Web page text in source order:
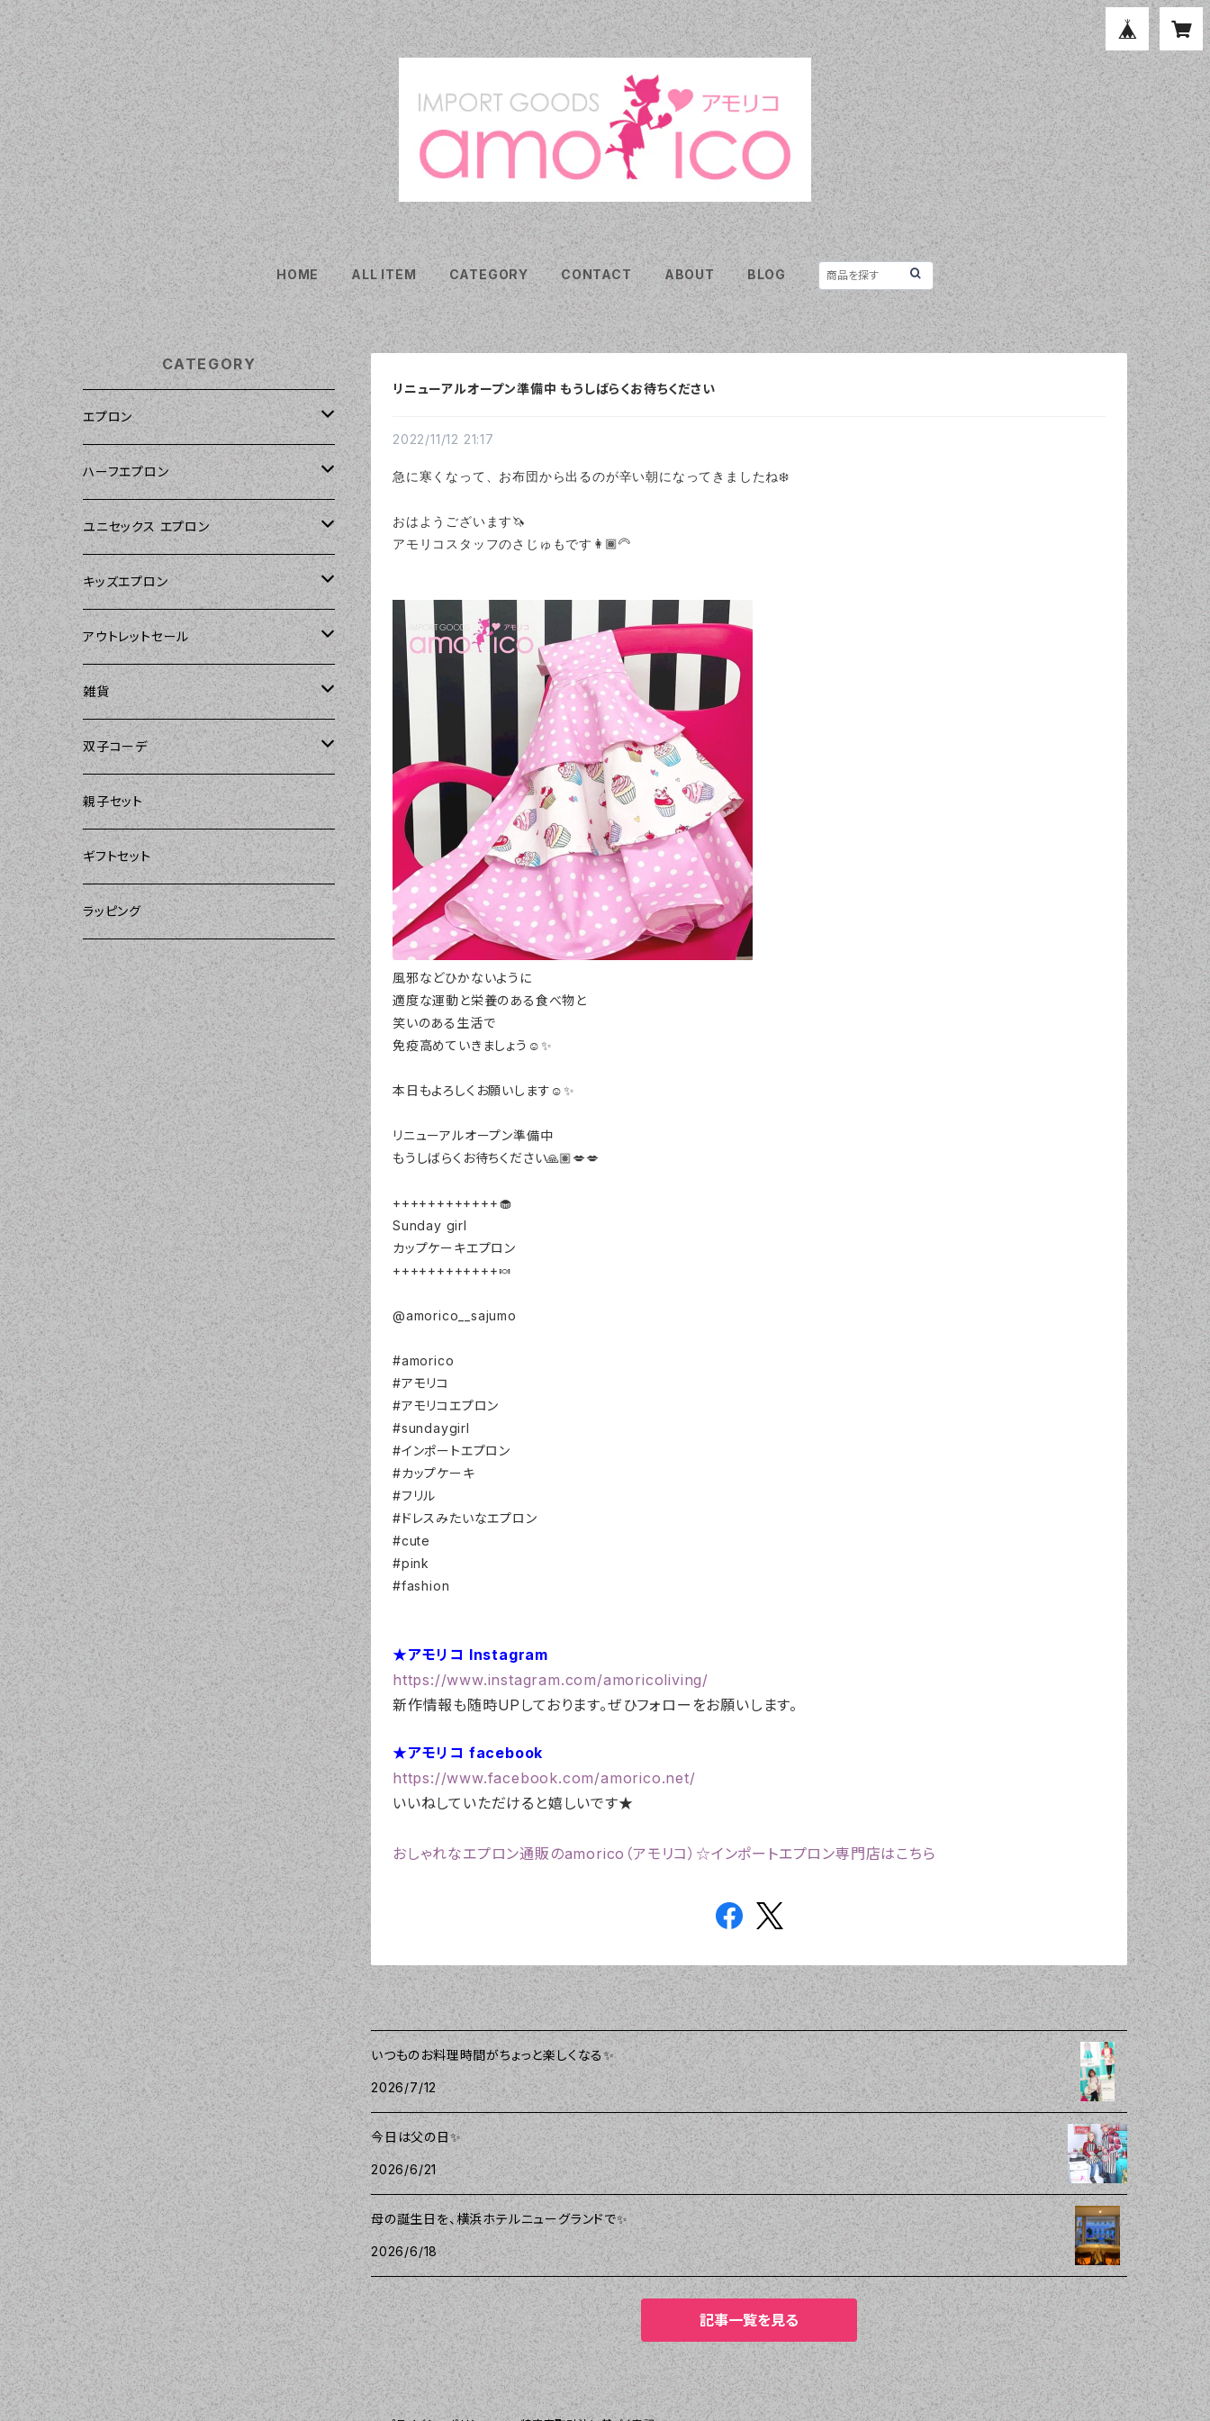
HOME ALL ITEM CATEGORY CONTACT ABOUT BLOG
リニューアルオープン準備中 もうしばらくお待ちください
2022/11/12 21:17
急に寒くなって、お布団から出るのが辛い朝になってきましたね❄️
おはようございます🦄
アモリコスタッフのさじゅもです👩🏾‍🦳
風邪などひかないように
適度な運動と栄養のある食べ物と
笑いのある生活で
免疫高めていきましょう☺️✨
本日もよろしくお願いします☺️✨
リニューアルオープン準備中
もうしばらくお待ちください🙏🏽💋💋
++++++++++++🧁
Sunday girl
カップケーキエプロン
++++++++++++🍬
@amorico__sajumo
#amorico
#アモリコ
#アモリコエプロン
#sundaygirl
#インポートエプロン
#カップケーキ
#フリル
#ドレスみたいなエプロン
#cute
#pink
#fashion
★アモリコ Instagram
https://www.instagram.com/amoricoliving/
新作情報も随時UPしております。ぜひフォローをお願いします。
★アモリコ facebook
https://www.facebook.com/amorico.net/
いいねしていただけると嬉しいです★
おしゃれなエプロン通販のamorico（アモリコ）☆インポートエプロン専門店はこちら
いつものお料理時間がちょっと楽しくなる✨
2026/7/12
今日は父の日✨
2026/6/21
母の誕生日を、横浜ホテルニューグランドで✨
2026/6/18
記事一覧を見る
CATEGORY
エプロン
Kitsch'n Glam（キッチングラム）
Sierra Rose（シエラローズ）
Tarantinalovers（タランティーナ ラバー
ズ）
The Sunday Girl（ザサンデーガール）
Carolyn's Kitchen（キャロリンズキッチ
ン）
Sugar baby aprons（シュガーベイビ
ー）
DII（ディーアイアイ）
MOZI（モジ）
amorico（アモリコ）
I love Aprons（アラブエプロンズ）
Flirty Aprons（フラーティーエプロンズ）
Heavenly Hostess（ヘブンリーホステ
ス）
ハーフエプロン
Sierra Rose（シエラローズ）
ユニセックス エプロン
DII（ディーアイアイ）
Sierra Rose（シエラローズ）
amorico（アモリコ）
キッズエプロン
Sierra Rose（シエラローズ）
The Sunday Girl（ザサンデーガール）
ASD Living（エーエスディーリビング）
Kitsch'n Glam（キッチングラム）
DII（ディーアイアイ）
アウトレットセール
エプロン
Kitsch'n Glam（キッチングラム）
Sierra Rose（シエラローズ）
DII（ディーアイアイ）
amorico（アモリコ）
Sugar baby aprons（シュガーベイビー）
Tarantinalovers（タランティーナ ラバーズ）
雑貨
amorico（アモリコ）
雑貨
amorico（アモリコ）
The Sunday Girl（ザサンデーガール）
DII（ディーアイアイ）
Kitsch'n Glam（キッチングラム）
双子コーデ
The Sunday Girl（サンデーガール）
親子セット
ギフトセット
ラッピング